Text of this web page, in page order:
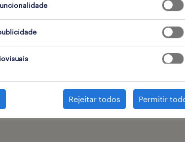
Rejeitar todos Permitir